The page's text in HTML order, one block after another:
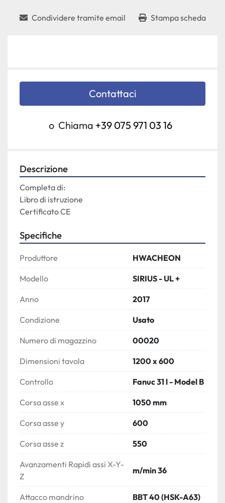
Condividere tramite email Stampa scheda
Contattaci
o Chiama +39 075 971 03 16
Descrizione
Completa di:
Libro di istruzione
Certificato CE
Specifiche
Produttore HWACHEON
Modello SIRIUS - UL +
Anno 2017
Condizione Usato
Numero di magazzino 00020
Dimensioni tavola 1200 x 600
Controllo Fanuc 31 l - Model B
Corsa asse x 1050 mm
Corsa asse y 600
Corsa asse z 550
Avanzamenti Rapidi assi X-Y-
Z
m/min 36
Attacco mandrino BBT 40 (HSK-A63)